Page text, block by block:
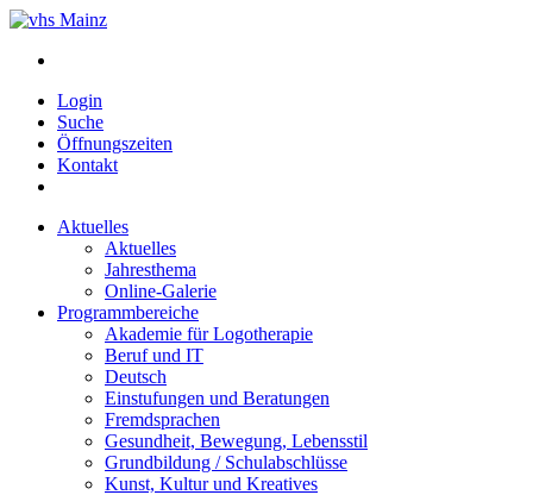
Login
Suche
Öffnungszeiten
Kontakt
Aktuelles
Aktuelles
Jahresthema
Online-Galerie
Programmbereiche
Akademie für Logotherapie
Beruf und IT
Deutsch
Einstufungen und Beratungen
Fremdsprachen
Gesundheit, Bewegung, Lebensstil
Grundbildung / Schulabschlüsse
Kunst, Kultur und Kreatives